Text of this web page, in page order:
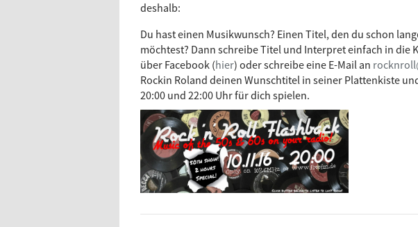
deshalb:
Du hast einen Musikwunsch? Einen Titel, den du schon
möchtest? Dann schreibe Titel und Interpret einfach in die
über Facebook (hier) oder schreibe eine E-Mail an
Rockin Roland deinen Wunschtitel in seiner Plattenkiste
20:00 und 22:00 Uhr für dich spielen.